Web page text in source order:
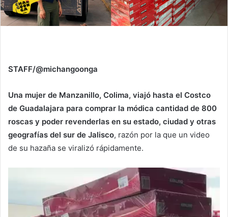
STAFF/@michangoonga
Una mujer de Manzanillo, Colima, viajó hasta el Costco
de Guadalajara para comprar la módica cantidad de 800
roscas y poder revenderlas en su estado, ciudad y otras
geografías del sur de Jalisco, razón por la que un video
de su hazaña se viralizó rápidamente.